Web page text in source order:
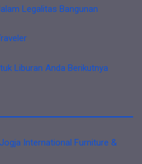
Legalitas Bangunan
Liburan Anda Berikutnya
International Furniture &